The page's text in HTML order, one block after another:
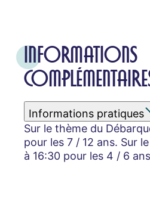
INFORMATIONS
Informations pratiques
Sur le thème du
pour les 7 / 12 ans. Sur
à 16:30 pour les 4 / 6